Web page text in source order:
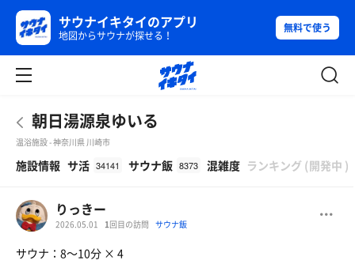
サウナイキタイのアプリ
地図からサウナが探せる！
無料で使う
朝日湯源泉ゆいる
温浴施設 - 神奈川県 川崎市
施設情報 サ活 34141 サウナ飯 8373 混雑度 ランキング (開発中 )
りっきー
2026.05.01 1回目の訪問 サウナ飯
サウナ：8〜10分 × 4